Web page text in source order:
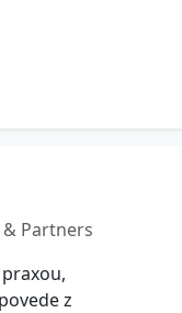
Partners
z